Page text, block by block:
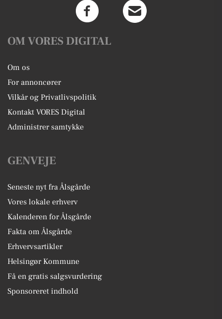
OM VORES DIGITAL
Om os
For annoncører
Vilkår og Privatlivspolitik
Kontakt VORES Digital
Administrer samtykke
GENVEJE
Seneste nyt fra Ålsgårde
Vores lokale erhverv
Kalenderen for Ålsgårde
Fakta om Ålsgårde
Erhvervsartikler
Helsingør Kommune
Få en gratis salgsvurdering
Sponsoreret indhold